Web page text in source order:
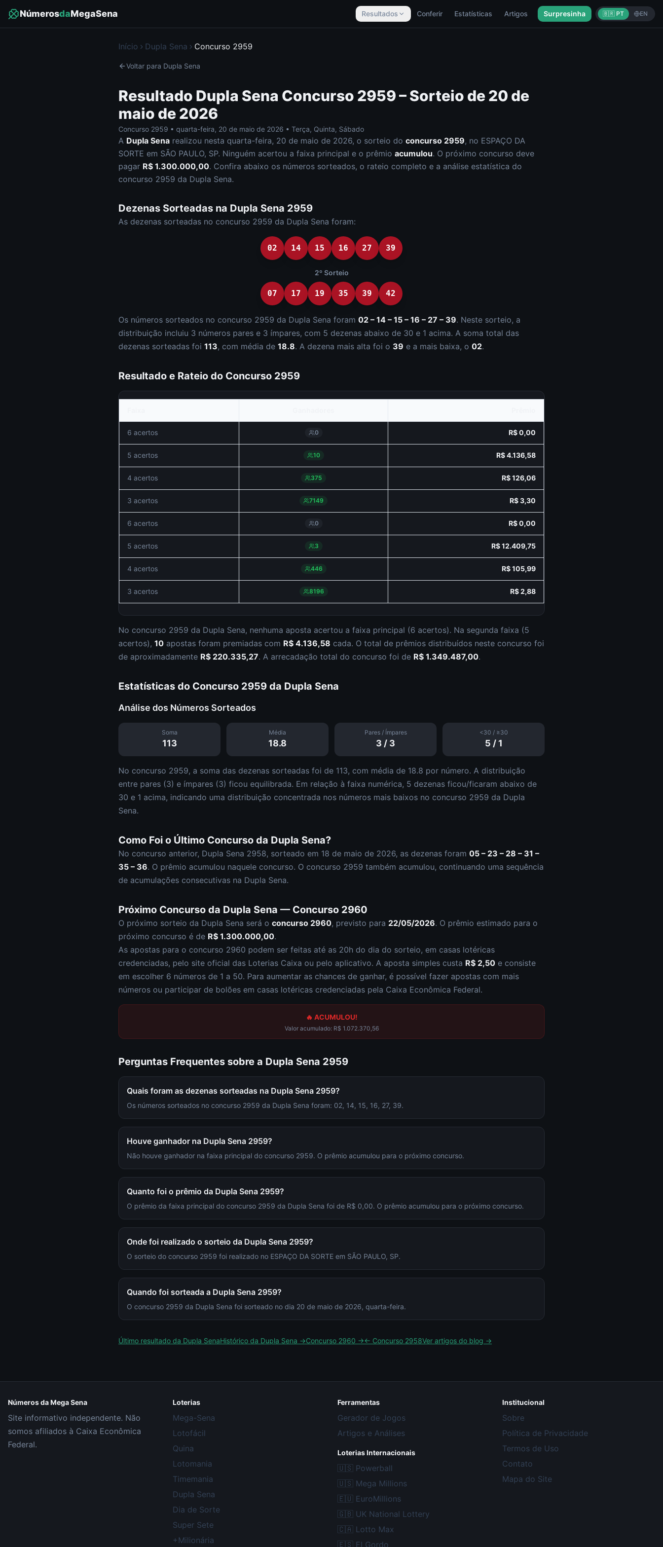
NúmerosdaMegaSena Resultados Conferir Estatísticas Artigos Surpresinha 🇧🇷 PT EN
Início Dupla Sena Concurso 2959
Voltar para Dupla Sena
Resultado Dupla Sena Concurso 2959– Sorteio de 20 de
maio de 2026
Concurso 2959 • quarta-feira, 20 de maio de 2026 • Terça, Quinta, Sábado
A Dupla Sena realizou nesta quarta-feira, 20 de maio de 2026, o sorteio do concurso 2959, no ESPAÇO DA
SORTE em SÃO PAULO, SP. Ninguém acertou a faixa principal e o prêmio acumulou. O próximo concurso deve
pagar R$ 1.300.000,00. Confira abaixo os números sorteados, o rateio completo e a análise estatística do
concurso 2959 da Dupla Sena.
Dezenas Sorteadas na Dupla Sena 2959
As dezenas sorteadas no concurso 2959 da Dupla Sena foram:
02 14 15 16 27 39
2º Sorteio
07 17 19 35 39 42
Os números sorteados no concurso 2959 da Dupla Sena foram 02 – 14 – 15 – 16 – 27 – 39. Neste sorteio, a
distribuição incluiu 3 números pares e 3 ímpares, com 5 dezenas abaixo de 30 e 1 acima. A soma total das
dezenas sorteadas foi 113, com média de 18.8. A dezena mais alta foi o 39 e a mais baixa, o 02.
Resultado e Rateio do Concurso 2959
6 acertos 0 R$ 0,00
5 acertos 10 R$ 4.136,58
4 acertos 375 R$ 126,06
3 acertos 7149 R$ 3,30
6 acertos 0 R$ 0,00
5 acertos 3 R$ 12.409,75
4 acertos 446 R$ 105,99
3 acertos 8196 R$ 2,88
No concurso 2959 da Dupla Sena, nenhuma aposta acertou a faixa principal (6 acertos). Na segunda faixa (5
acertos), 10 apostas foram premiadas com R$ 4.136,58 cada. O total de prêmios distribuídos neste concurso foi
de aproximadamente R$ 220.335,27. A arrecadação total do concurso foi de R$ 1.349.487,00.
Estatísticas do Concurso 2959 da Dupla Sena
Análise dos Números Sorteados
Soma
113
Média
18.8
Pares / Ímpares
3 / 3
<30 / ≥30
5 / 1
No concurso 2959, a soma das dezenas sorteadas foi de 113, com média de 18.8 por número. A distribuição
entre pares (3) e ímpares (3) ficou equilibrada. Em relação à faixa numérica, 5 dezenas ficou/ficaram abaixo de
30 e 1 acima, indicando uma distribuição concentrada nos números mais baixos no concurso 2959 da Dupla
Sena.
Como Foi o Último Concurso da Dupla Sena?
No concurso anterior, Dupla Sena 2958, sorteado em 18 de maio de 2026, as dezenas foram 05 – 23 – 28 – 31 –
35 – 36. O prêmio acumulou naquele concurso. O concurso 2959 também acumulou, continuando uma sequência
de acumulações consecutivas na Dupla Sena.
Próximo Concurso da Dupla Sena — Concurso 2960
O próximo sorteio da Dupla Sena será o concurso 2960, previsto para 22/05/2026. O prêmio estimado para o
próximo concurso é de R$ 1.300.000,00.
As apostas para o concurso 2960 podem ser feitas até as 20h do dia do sorteio, em casas lotéricas
credenciadas, pelo site oficial das Loterias Caixa ou pelo aplicativo. A aposta simples custa R$ 2,50 e consiste
em escolher 6 números de 1 a 50. Para aumentar as chances de ganhar, é possível fazer apostas com mais
números ou participar de bolões em casas lotéricas credenciadas pela Caixa Econômica Federal.
🔥 ACUMULOU!
Valor acumulado: R$ 1.072.370,56
Perguntas Frequentes sobre a Dupla Sena 2959
Quais foram as dezenas sorteadas na Dupla Sena 2959?
Os números sorteados no concurso 2959 da Dupla Sena foram: 02, 14, 15, 16, 27, 39.
Houve ganhador na Dupla Sena 2959?
Não houve ganhador na faixa principal do concurso 2959. O prêmio acumulou para o próximo concurso.
Quanto foi o prêmio da Dupla Sena 2959?
O prêmio da faixa principal do concurso 2959 da Dupla Sena foi de R$ 0,00. O prêmio acumulou para o próximo concurso.
Onde foi realizado o sorteio da Dupla Sena 2959?
O sorteio do concurso 2959 foi realizado no ESPAÇO DA SORTE em SÃO PAULO, SP.
Quando foi sorteada a Dupla Sena 2959?
O concurso 2959 da Dupla Sena foi sorteado no dia 20 de maio de 2026, quarta-feira.
Último resultado da Dupla SenaHistórico da Dupla Sena →Concurso 2960 →← Concurso 2958Ver artigos do blog →
Números da Mega Sena
Site informativo independente. Não
somos afiliados à Caixa Econômica
Federal.
Loterias
Mega-Sena
Lotofácil
Quina
Lotomania
Timemania
Dupla Sena
Dia de Sorte
Super Sete
+Milionária
Ferramentas
Gerador de Jogos
Artigos e Análises
Loterias Internacionais
🇺🇸 Powerball
🇺🇸 Mega Millions
🇪🇺 EuroMillions
🇬🇧 UK National Lottery
🇨🇦 Lotto Max
🇪🇸 El Gordo
Institucional
Sobre
Política de Privacidade
Termos de Uso
Contato
Mapa do Site